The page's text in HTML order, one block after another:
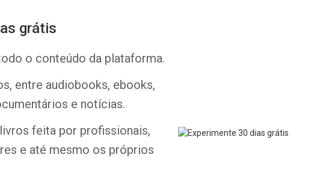
grátis
o conteúdo da plataforma.
entre audiobooks, ebooks,
e notícias.
feita por profissionais,
e até mesmo os próprios